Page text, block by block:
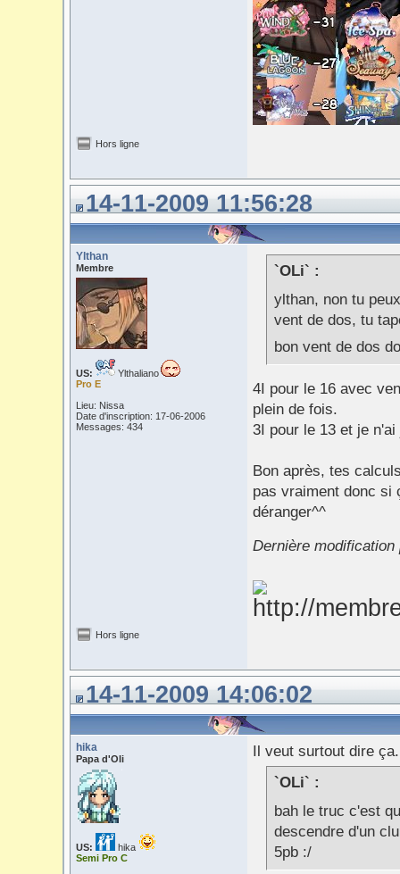
Hors ligne
14-11-2009 11:56:28
Ylthan
Membre
US:
Ylthaliano
Pro E
Lieu: Nissa
Date d'inscription: 17-06-2006
Messages: 434
`OLi` :
ylthan, non tu
vent de dos, tu
bon vent de dos
4I pour le 16 avec
plein de fois.
3I pour le 13 et je
Bon après, tes
pas vraiment donc si
déranger^^
Dernière modification
Hors ligne
14-11-2009 14:06:02
hika
Papa d'Oli
US:
hika
Semi Pro C
Il veut surtout dire ça.
`OLi` :
bah le truc c'est
descendre d'un
5pb :/